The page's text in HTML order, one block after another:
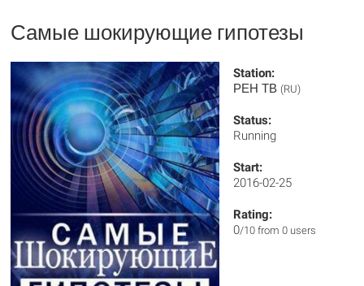
Самые шокирующие гипотезы
Station:
РЕН ТВ (RU)
Status:
Running
Start:
2016-02-25
Rating:
0/10 from 0 users